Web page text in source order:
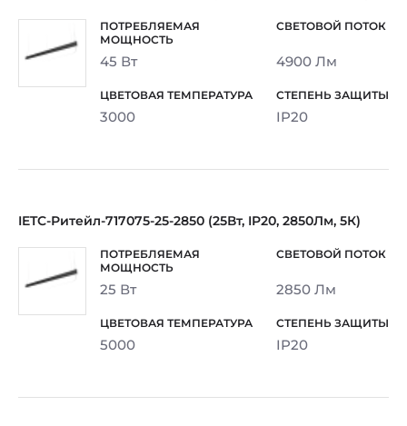
45 Вт 4900 Лм
3000 IP20
IETC-Ритейл-717075-25-2850 (25Вт, IP20, 2850Лм, 5К)
25 Вт 2850 Лм
5000 IP20